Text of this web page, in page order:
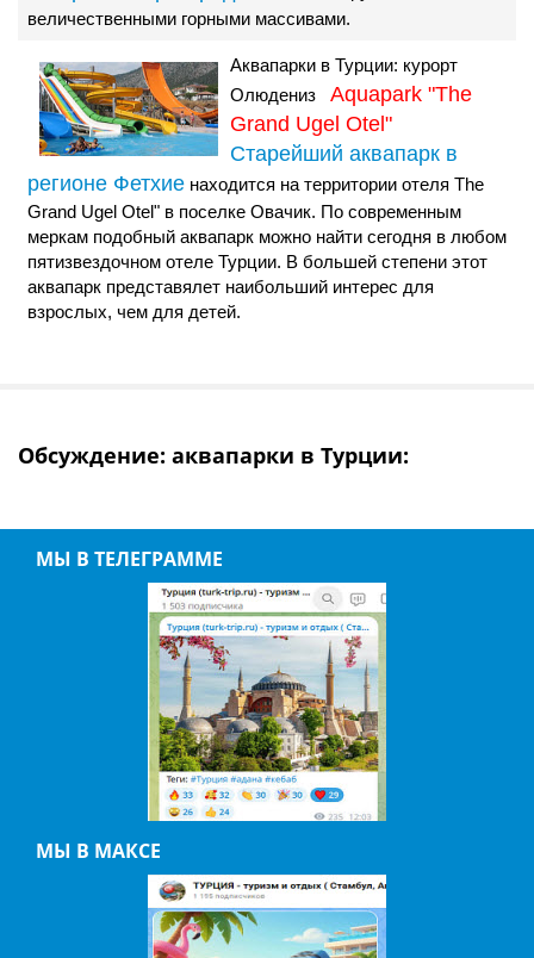
величественными горными массивами.
Аквапарки в Турции: курорт
Олюдениз Aquapark "The
Grand Ugel Otel"
Старейший аквапарк в
регионе Фетхие находится на территории отеля The
Grand Ugel Otel" в поселке Овачик. По современным
меркам подобный аквапарк можно найти сегодня в любом
пятизвездочном отеле Турции. В большей степени этот
аквапарк представялет наибольший интерес для
взрослых, чем для детей.
Обсуждение: аквапарки в Турции:
МЫ В ТЕЛЕГРАММЕ
МЫ В МАКСЕ